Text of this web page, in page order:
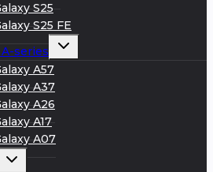
S25
S25 FE
series
Развернуть
меню
A57
A37
A26
A17
A07
Развернуть